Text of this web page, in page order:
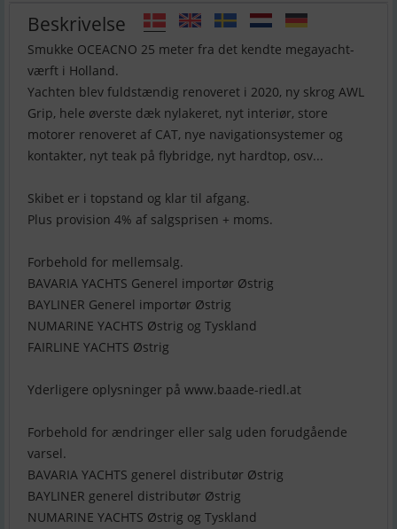
Beskrivelse
Smukke OCEACNO 25 meter fra det kendte megayacht-
værft i Holland.
Yachten blev fuldstændig renoveret i 2020, ny skrog AWL
Grip, hele øverste dæk nylakeret, nyt interiør, store
motorer renoveret af CAT, nye navigationsystemer og
kontakter, nyt teak på flybridge, nyt hardtop, osv...
Skibet er i topstand og klar til afgang.
Plus provision 4% af salgsprisen + moms.
Forbehold for mellemsalg.
BAVARIA YACHTS Generel importør Østrig
BAYLINER Generel importør Østrig
NUMARINE YACHTS Østrig og Tyskland
FAIRLINE YACHTS Østrig
Yderligere oplysninger på www.baade-riedl.at
Forbehold for ændringer eller salg uden forudgående
varsel.
BAVARIA YACHTS generel distributør Østrig
BAYLINER generel distributør Østrig
NUMARINE YACHTS Østrig og Tyskland